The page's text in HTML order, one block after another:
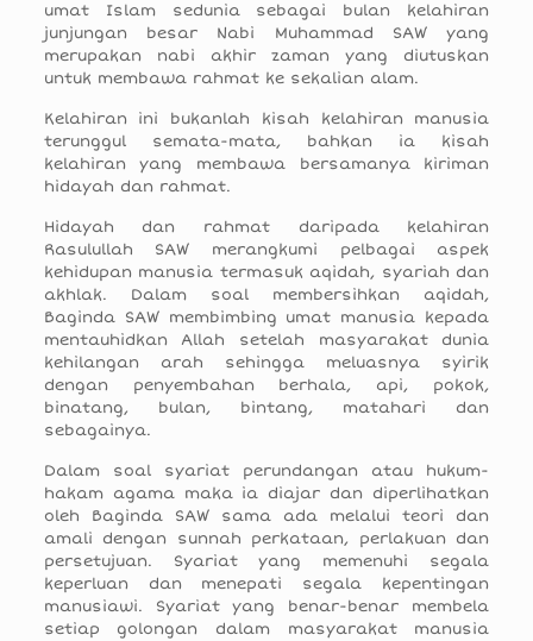
umat Islam sedunia sebagai bulan kelahiran
junjungan besar Nabi Muhammad SAW yang
merupakan nabi akhir zaman yang diutuskan
untuk membawa rahmat ke sekalian alam.
Kelahiran ini bukanlah kisah kelahiran manusia
terunggul semata-mata, bahkan ia kisah
kelahiran yang membawa bersamanya kiriman
hidayah dan rahmat.
Hidayah dan rahmat daripada kelahiran
Rasulullah SAW merangkumi pelbagai aspek
kehidupan manusia termasuk aqidah, syariah dan
akhlak. Dalam soal membersihkan aqidah,
Baginda SAW membimbing umat manusia kepada
mentauhidkan Allah setelah masyarakat dunia
kehilangan arah sehingga meluasnya syirik
dengan penyembahan berhala, api, pokok,
binatang, bulan, bintang, matahari dan
sebagainya.
Dalam soal syariat perundangan atau hukum-
hakam agama maka ia diajar dan diperlihatkan
oleh Baginda SAW sama ada melalui teori dan
amali dengan sunnah perkataan, perlakuan dan
persetujuan. Syariat yang memenuhi segala
keperluan dan menepati segala kepentingan
manusiawi. Syariat yang benar-benar membela
setiap golongan dalam masyarakat manusia